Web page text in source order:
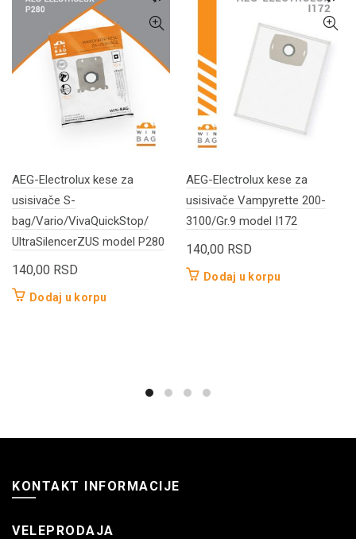
AEG-Electrolux kese za
usisivače S-
bag/Vario/VivaQuickStop/
UltraSilencerZUS model P280
140,00 RSD
Dodaj u korpu
AEG-Electrolux kese za
usisivače Vampyrette 200-
3100/Gr.9 model I172
140,00 RSD
Dodaj u korpu
KONTAKT INFORMACIJE
VELEPRODAJA